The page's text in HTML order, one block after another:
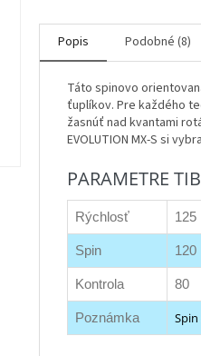
Popis Podobné (8)
Táto spinovo
ťuplíkov. Pre každého
žasnúť nad kvantami
EVOLUTION MX-S si
PARAMETRE
Rýchlosť 125
Spin 120
Kontrola 80
Poznámka